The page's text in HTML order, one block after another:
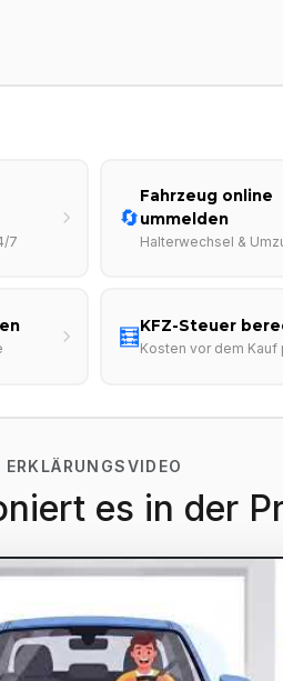
7
🔄
Fahrzeug online
ummelden
Halterwechsel &
🧮KFZ-Steuer
Kosten vor dem Kauf
ERKLÄRUNGSVIDEO
es in der